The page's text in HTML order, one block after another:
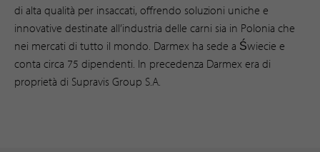
di alta qualità per insaccati, offrendo soluzioni uniche e
innovative destinate all’industria delle carni sia in Polonia che
nei mercati di tutto il mondo. Darmex ha sede a Świecie e
conta circa 75 dipendenti. In precedenza Darmex era di
proprietà di Supravis Group S.A.